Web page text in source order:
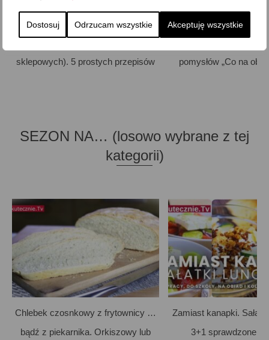
Dostosuj Odrzucam wszystkie Akceptuję wszystkie
sklepowych). 5 prostych przepisów
pomysłów „Co na
SEZON NA… (losowo wybrane z tej
kategorii)
Chlebek czosnkowy z frytownicy …
bądź z piekarnika. Orkiszowy lub
Zamiast kanapki.
3+1 sprawdzone